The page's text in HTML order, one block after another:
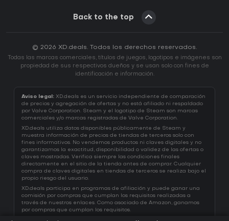
Back to the top
© 2026 XD.deals. Todos los derechos reservados.
Todas las marcas comerciales, títulos de juegos, logotipos e imágenes son
propiedad de sus respectivos dueños y se usan solo con fines de
identificación e información.
Aviso legal: XD.deals es un servicio independiente de comparación
de precios y agregación de ofertas y no está afiliado ni respaldado
por Valve Corporation. Steam y el logotipo de Steam son marcas
comerciales y/o marcas registradas de Valve Corporation.
XD.deals utiliza datos disponibles públicamente de Steam y
muestra información de precios de tiendas de terceros solo con
fines informativos. No vendemos productos ni claves digitales y no
garantizamos la exactitud, disponibilidad o validez de las ofertas o
claves mostradas. Verifica siempre las condiciones finales
directamente en el sitio de la tienda antes de comprar. Cualquier
compra de claves digitales en tiendas de terceros se realiza bajo el
propio riesgo del usuario.
XD.deals participa en programas de afiliación y puede ganar una
comisión por compras que cumplan los requisitos realizadas a
través de nuestros enlaces. Como asociado de Amazon, ganamos
por compras que cumplan los requisitos.